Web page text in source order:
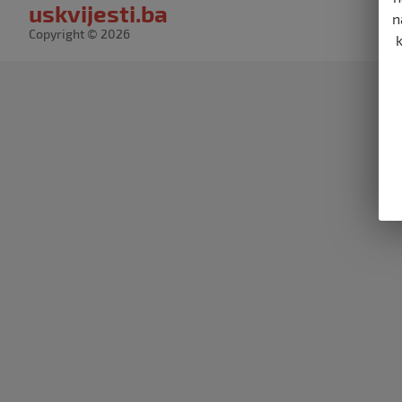
uskvijesti.ba
Copyright © 2026